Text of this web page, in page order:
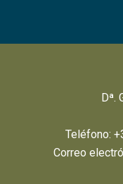
Dª.
Teléfono:
Correo